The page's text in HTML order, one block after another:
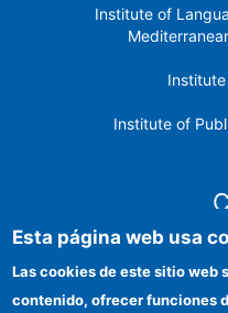
Institute of
Institute of
Esta página web usa
Las cookies de este sitio web
contenido, ofrecer funciones